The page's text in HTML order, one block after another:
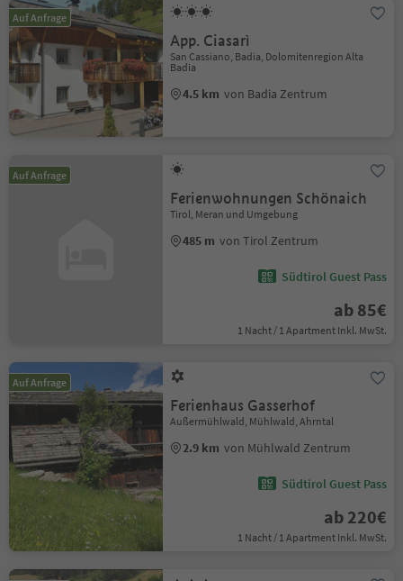
Auf Anfrage
App. Ciasarì
San Cassiano, Badia, Dolomitenregion Alta
Badia
4.5 km von Badia Zentrum
Auf Anfrage
Ferienwohnungen Schönaich
Tirol, Meran und Umgebung
485 m von Tirol Zentrum
Südtirol Guest Pass
ab 85€
1 Nacht / 1 Apartment Inkl. MwSt.
Auf Anfrage
Ferienhaus Gasserhof
Außermühlwald, Mühlwald, Ahrntal
2.9 km von Mühlwald Zentrum
Südtirol Guest Pass
ab 220€
1 Nacht / 1 Apartment Inkl. MwSt.